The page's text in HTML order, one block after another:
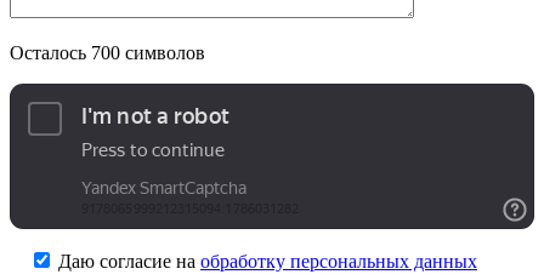
Осталось 700 символов
Даю согласие на обработку персональных данных